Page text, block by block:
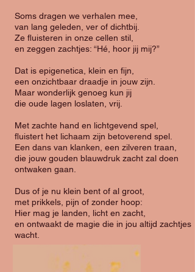
Soms dragen we verhalen mee,
van lang geleden, ver of dichtbij.
Ze fluisteren in onze cellen stil,
en zeggen zachtjes: “Hé, hoor jij mij?”
Dat is epigenetica, klein en fijn,
een onzichtbaar draadje in jouw zijn.
Maar wonderlijk genoeg kun jij
die oude lagen loslaten, vrij.
Met zachte hand en lichtgevend spel,
fluistert het lichaam zijn betoverend spel.
Een dans van klanken, een zilveren traan,
die jouw gouden blauwdruk zacht zal doen
ontwaken gaan.
Dus of je nu klein bent of al groot,
met prikkels, pijn of zonder hoop:
Hier mag je landen, licht en zacht,
en ontwaakt de magie die in jou altijd zachtjes
wacht.